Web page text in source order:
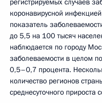
коронавирусной
показатель
до 5,5 на 100 тысяч
наблюдается по городу
заболеваемости в целом
0,5–0,7 процента.
количество регионов
среднесуточного прироста